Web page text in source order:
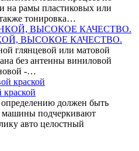
на рамы пластиковых или
тонировка…
ВЫСОКОЕ КАЧЕСТВО.
глянцевой или матовой
без антенны виниловой
-…
должен быть
машины подчеркивают
авто целостный